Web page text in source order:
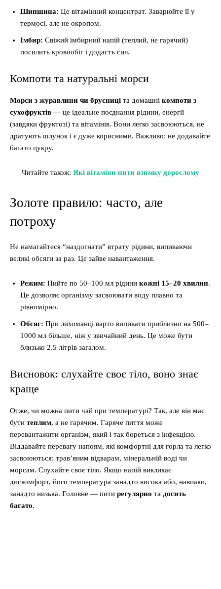
Шипшина: Це вітамінний концентрат. Заварюйте її у
термосі, але не окропом.
Імбир: Свіжий імбирний напій (теплий, не гарячий)
посилить кровообіг і додасть сил.
Компоти та натуральні морси
Морси з журавлини чи брусниці та домашні компоти з
сухофруктів — це ідеальне поєднання рідини, енергії
(завдяки фруктозі) та вітамінів. Вони легко засвоюються, не
дратують шлунок і є дуже корисними. Важливо: не додавайте
багато цукру.
Читайте також: Які вітаміни пити взимку дорослому
Золоте правило: часто, але
потроху
Не намагайтеся “наздогнати” втрату рідини, випиваючи
великі обсяги за раз. Це зайве навантаження.
Режим: Пийте по 50–100 мл рідини кожні 15–20 хвилин.
Це дозволяє організму засвоювати воду плавно та
рівномірно.
Обсяг: При лихоманці варто випивати приблизно на 500–
1000 мл більше, ніж у звичайний день. Це може бути
близько 2.5 літрів загалом.
Висновок: слухайте своє тіло, воно знає
краще
Отже, чи можна пити чай при температурі? Так, але він має
бути теплим, а не гарячим. Гаряче пиття може
перевантажити організм, який і так бореться з інфекцією.
Віддавайте перевагу напоям, які комфортні для горла та легко
засвоюються: трав’яним відварам, мінеральній воді чи
морсам. Слухайте своє тіло. Якщо напій викликає
дискомфорт, його температура занадто висока або, навпаки,
занадто низька. Головне — пити регулярно та досить
багато.